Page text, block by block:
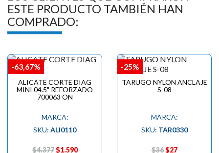
ESTE PRODUCTO TAMBIÉN HAN
COMPRADO:
ALICATE CORTE DIAG
MINI 04.5" REFORZADO
700063 ON
MARCA:
SKU: ALI0110
$4.377 $1.590
-63,67%
TARUGO NYLON ANCLAJE
S-08
MARCA:
SKU: TAR0330
$36 $27
-25%